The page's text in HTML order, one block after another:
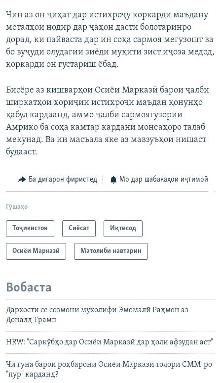
Чин аз он ҷиҳат дар истихроҷу коркарди маъдану
металҳои нодир дар ҷаҳон дасти болотаринро
дорад, ки пайваста дар ин соҳа сармоя мегузошт ва
бо вуҷуди олудагии зиёди муҳити зист иҷоза медод,
коркарди он густариш ёбад.
Бисёре аз кишварҳои Осиёи Марказӣ барои ҷалби
ширкатҳои хориҷии истихроҷи маъдан қонунҳо
қабул кардаанд, аммо ҷалби сармоягузории
Амрико ба соҳа камтар кардани монеаҳоро талаб
мекунад. Ва ин масъала яке аз мавзуъҳои нишаст
будааст.
Ба дигарон фиристед Мо дар шабакаҳои иҷтимоӣ
Гӯшаҳо
Тоҷикистон Сиёсат Иқтисод
Осиёи Марказӣ Матолиби навтарин
Вобаста
Дархости се созмони мухолифи Эмомалӣ Раҳмон аз
Доналд Трамп
HRW: "Саркӯбҳо дар Осиёи Марказӣ дар ҳоли афзудан аст"
Чӣ гуна барои роҳбарони Осиёи Марказӣ толори СММ-ро
"пур" карданд?